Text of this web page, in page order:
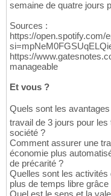
semaine de quatre jours
Sources :
https://open.spotify.com/
https://
manageable
Et vous ?
Quels sont les
travail de 3 jours pour
société ?
Comment assurer une
économie plus
de précarité ?
Quelles sont les
plus de temps libre